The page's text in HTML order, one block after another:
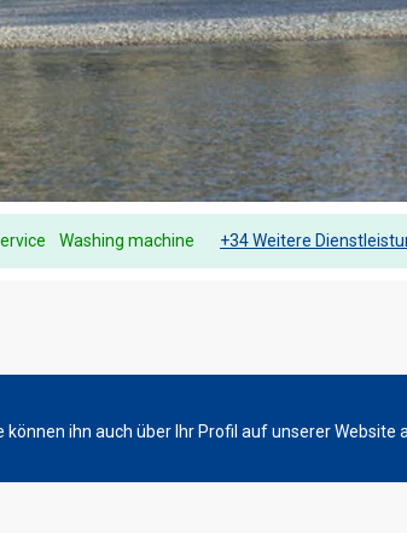
Washing machine +34 Weitere
ihn auch über Ihr Profil auf unserer Website